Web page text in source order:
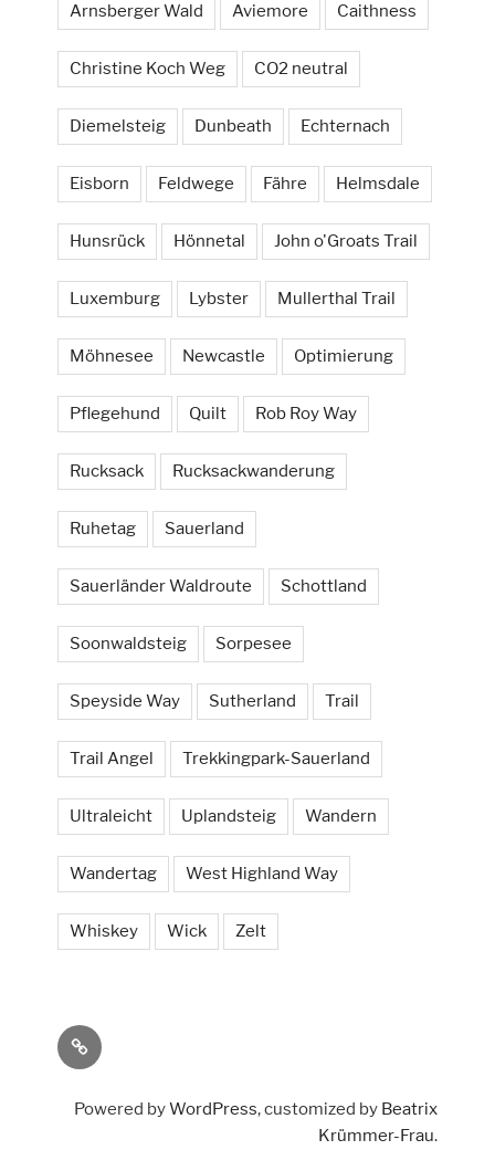
Arnsberger Wald Aviemore Caithness
Christine Koch Weg CO2 neutral
Diemelsteig Dunbeath Echternach
Eisborn Feldwege Fähre Helmsdale
Hunsrück Hönnetal John o'Groats Trail
Luxemburg Lybster Mullerthal Trail
Möhnesee Newcastle Optimierung
Pflegehund Quilt Rob Roy Way
Rucksack Rucksackwanderung
Ruhetag Sauerland
Sauerländer Waldroute Schottland
Soonwaldsteig Sorpesee
Speyside Way Sutherland Trail
Trail Angel Trekkingpark-Sauerland
Ultraleicht Uplandsteig Wandern
Wandertag West Highland Way
Whiskey Wick Zelt
Social
Powered byWordPress, customized by Beatrix
Krümmer-Frau.